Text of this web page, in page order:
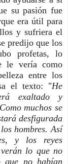
su pasión fue
era útil para
y sufriera el
predijo que los
profetas, lo
le vería como
entre los
el texto: "He
exaltado y
muchos se
desfigurada
hombres. Así
y los reyes
lo que no
que no habían